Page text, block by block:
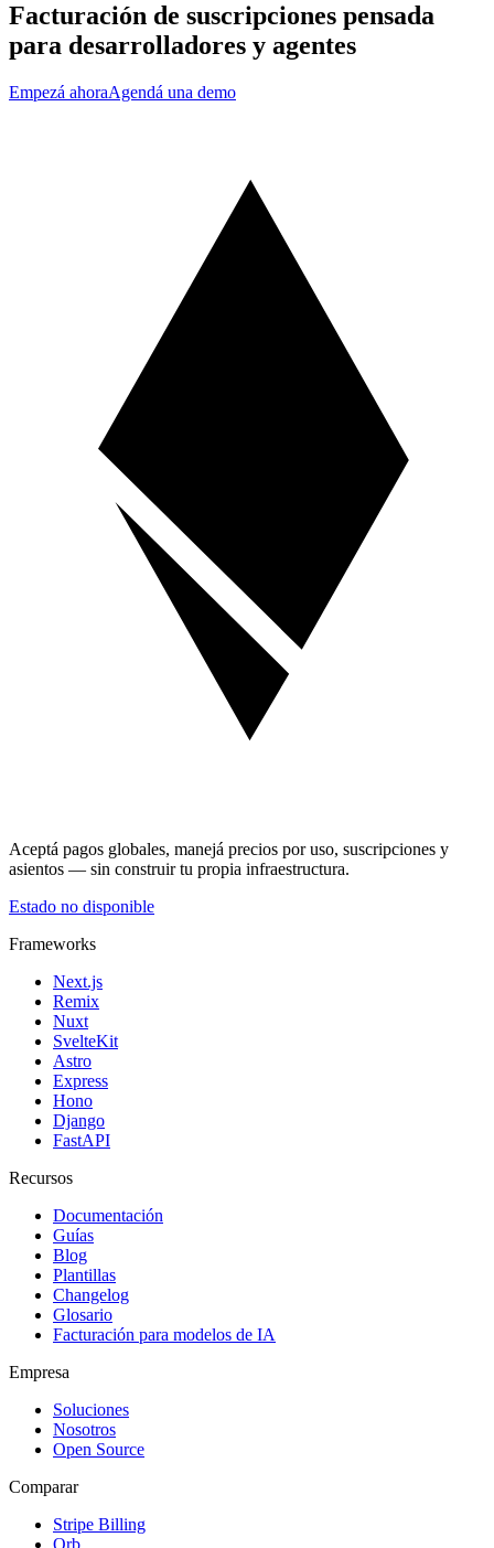
Facturación de suscripciones pensada
para desarrolladores y agentes
Empezá ahoraAgendá una demo
Aceptá pagos globales, manejá precios por uso, suscripciones y
asientos — sin construir tu propia infraestructura.
Estado no disponible
Frameworks
Next.js
Remix
Nuxt
SvelteKit
Astro
Express
Hono
Django
FastAPI
Recursos
Documentación
Guías
Blog
Plantillas
Changelog
Glosario
Facturación para modelos de IA
Empresa
Soluciones
Nosotros
Open Source
Comparar
Stripe Billing
Orb